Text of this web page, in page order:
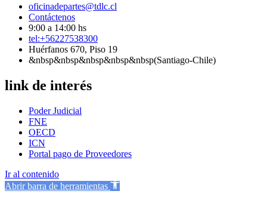
oficinadepartes@tdlc.cl
Contáctenos
9:00 a 14:00 hs
tel:+56227538300
Huérfanos 670, Piso 19
&nbsp&nbsp&nbsp&nbsp&nbsp(Santiago-Chile)
link de interés
Poder Judicial
FNE
OECD
ICN
Portal pago de Proveedores
Ir al contenido
Abrir barra de herramientas